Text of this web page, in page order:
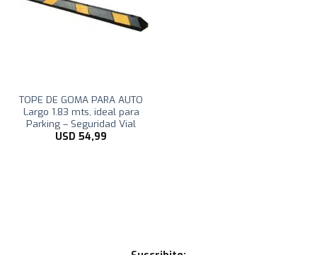
TOPE DE GOMA PARA AUTO
Largo 1.83 mts, ideal para
Parking – Seguridad Vial
USD 54,99